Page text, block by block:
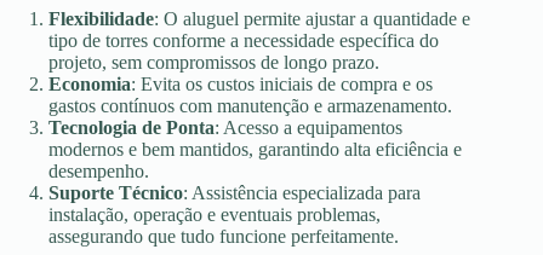
Flexibilidade: O aluguel permite ajustar a quantidade e
tipo de torres conforme a necessidade específica do
projeto, sem compromissos de longo prazo.
Economia: Evita os custos iniciais de compra e os
gastos contínuos com manutenção e armazenamento.
Tecnologia de Ponta: Acesso a equipamentos
modernos e bem mantidos, garantindo alta eficiência e
desempenho.
Suporte Técnico: Assistência especializada para
instalação, operação e eventuais problemas,
assegurando que tudo funcione perfeitamente.